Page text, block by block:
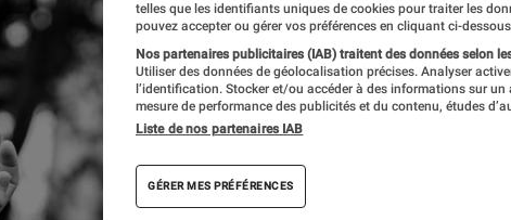
telles que les identifiants uniques de cookies pour traiter les
pouvez accepter ou gérer vos préférences en cliquant ci-
Nos partenaires publicitaires (IAB) traitent des données selon
Utiliser des données de géolocalisation précises. Analyser
l’identification. Stocker et/ou accéder à des informations sur
mesure de performance des publicités et du contenu, études
Liste de nos partenaires IAB
GÉRER MES PRÉFÉRENCES